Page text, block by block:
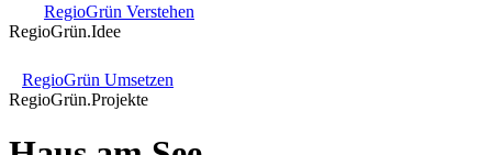
RegioGrün Verstehen
RegioGrün.Idee
RegioGrün Umsetzen
RegioGrün.Projekte